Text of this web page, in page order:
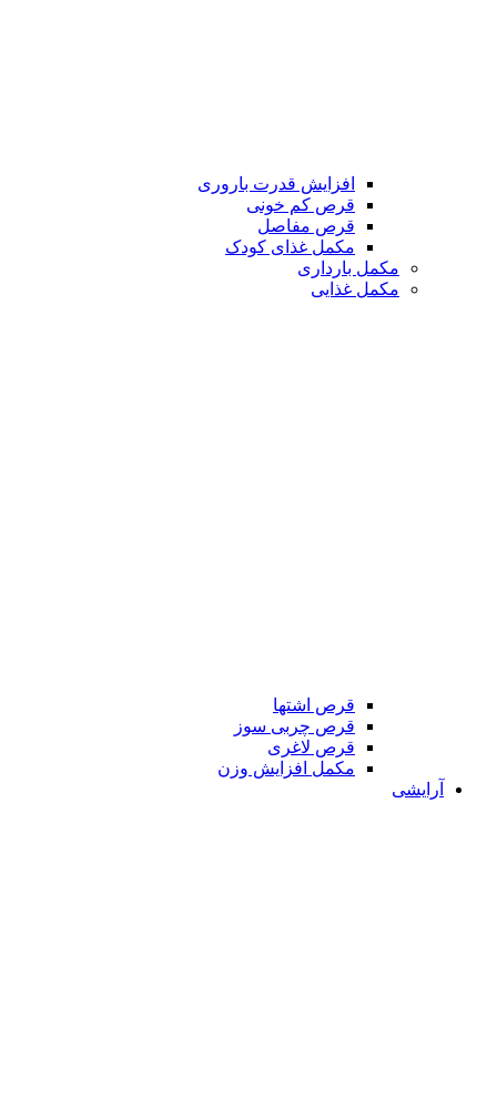
افزایش قدرت باروری
قرص کم خونی
قرص مفاصل
مکمل غذای کودک
مکمل بارداری
مکمل غذایی
قرص اشتها
قرص چربی سوز
قرص لاغری
مکمل افزایش وزن
آرایشی